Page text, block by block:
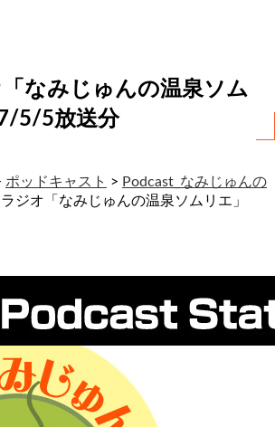
なみじゅんの温泉ソム
5/5放送分
ポッドキャスト > Podcast_なみじゅんの
ジオ「なみじゅんの温泉ソムリエ」